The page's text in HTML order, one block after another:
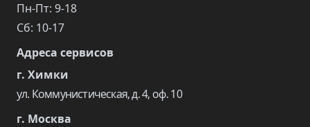
Пн-Пт: 9-18
Сб: 10-17
Адреса сервисов
г. Химки
ул. Коммунистическая, д. 4, оф. 10
г. Москва